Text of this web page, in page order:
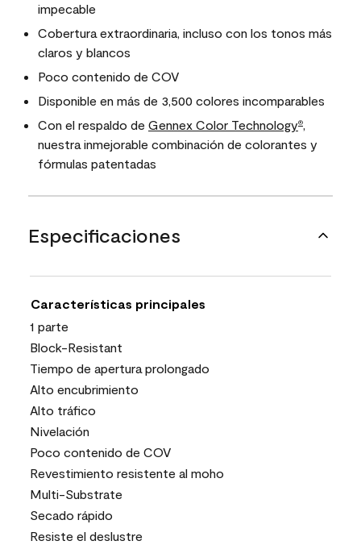
impecable
Cobertura extraordinaria, incluso con los tonos más
claros y blancos
Poco contenido de COV
Disponible en más de 3,500 colores incomparables
Con el respaldo de Gennex Color Technology®,
nuestra inmejorable combinación de colorantes y
fórmulas patentadas
Especificaciones
Características principales
1 parte
Block-Resistant
Tiempo de apertura prolongado
Alto encubrimiento
Alto tráfico
Nivelación
Poco contenido de COV
Revestimiento resistente al moho
Multi-Substrate
Secado rápido
Resiste el deslustre